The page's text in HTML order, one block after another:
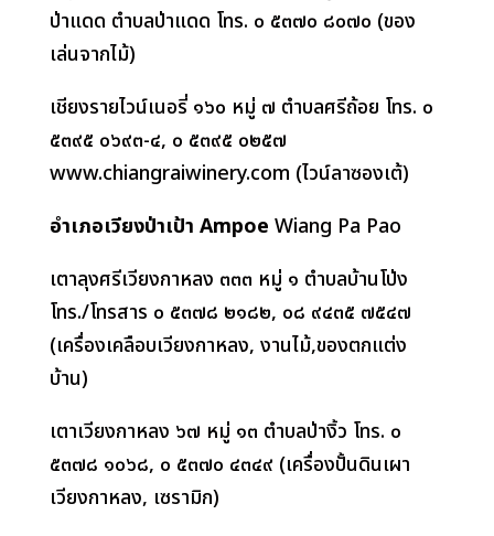
ป่าแดด ตำบลป่าแดด โทร. ๐ ๕๓๗๐ ๘๐๗๐ (ของ
เล่นจากไม้)
เชียงรายไวน์เนอรี่ ๑๖๐ หมู่ ๗ ตำบลศรีถ้อย โทร. ๐
๕๓๙๕ ๐๖๙๓-๔, ๐ ๕๓๙๕ ๐๒๕๗
www.chiangraiwinery.com (ไวน์ลาซองเต้)
อำเภอเวียงป่าเป้า Ampoe Wiang Pa Pao
เตาลุงศรีเวียงกาหลง ๓๓๓ หมู่ ๑ ตำบลบ้านโป่ง
โทร./โทรสาร ๐ ๕๓๗๘ ๒๑๘๒, ๐๘ ๙๔๓๕ ๗๕๔๗
(เครื่องเคลือบเวียงกาหลง, งานไม้,ของตกแต่ง
บ้าน)
เตาเวียงกาหลง ๖๗ หมู่ ๑๓ ตำบลป่างิ้ว โทร. ๐
๕๓๗๘ ๑๐๖๘, ๐ ๕๓๗๐ ๔๓๔๙ (เครื่องปั้นดินเผา
เวียงกาหลง, เซรามิก)